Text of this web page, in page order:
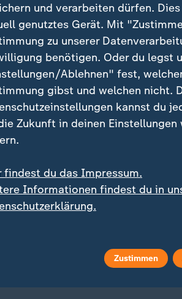
Ein Klick für den
von ZDFheute Infografiken
Erst wenn Sie hier klicken,
wird dabei an externe Server
von Datawrapper
Um Ihre künftigen
in den
Bereich „Meine News“ jederzeit
Infografiken anzeigen
Datenschutzeinstellungen
schwarz-rote
und verarbeiten dürfen.
genutztes Gerät. Mit
zu unserer
benötigen. Oder du legst
Ablehnen" fest,
gibst und welchen nicht.
kannst du
Zukunft in deinen
findest du das Impressum.
Informationen findest du in
Zustimmen